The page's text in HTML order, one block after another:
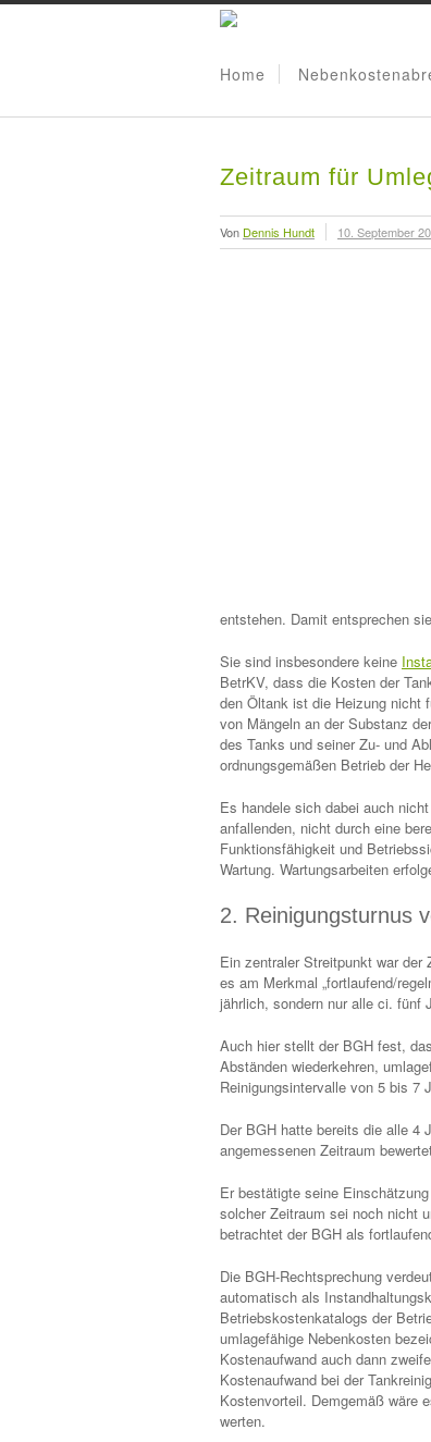
Home
Zeitraum für
Von Dennis Hundt 10. September
entstehen. Damit entsprechen
Sie sind insbesondere keine
BetrKV, dass die Kosten der
den Öltank ist die Heizung nicht
von Mängeln an der Substanz
des Tanks und seiner Zu- und
ordnungsgemäßen Betrieb der
Es handele sich dabei auch
anfallenden, nicht durch eine
Funktionsfähigkeit und
Wartung. Wartungsarbeiten
2. Reinigungsturnus
Ein zentraler Streitpunkt war
es am Merkmal „fortlaufend/
jährlich, sondern nur alle ci. fünf
Auch hier stellt der BGH fest,
Abständen wiederkehren,
Reinigungsintervalle von 5 bis 7
Der BGH hatte bereits die alle 4
angemessenen Zeitraum
Er bestätigte seine
solcher Zeitraum sei noch nicht
betrachtet der BGH als
Die BGH-Rechtsprechung
automatisch als
Betriebskostenkatalogs der
umlagefähige Nebenkosten
Kostenaufwand auch dann
Kostenaufwand bei der
Kostenvorteil. Demgemäß wäre
werten.